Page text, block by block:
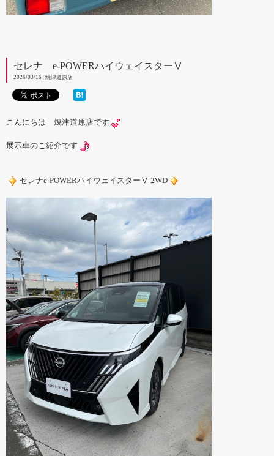
セレナ e-POWERハイウェイスターⅤ
2026/03/16 | 焼津道原店
こんにちは 焼津道原店です
展示車のご紹介です
セレナe-POWERハイウェイスターⅤ 2WD